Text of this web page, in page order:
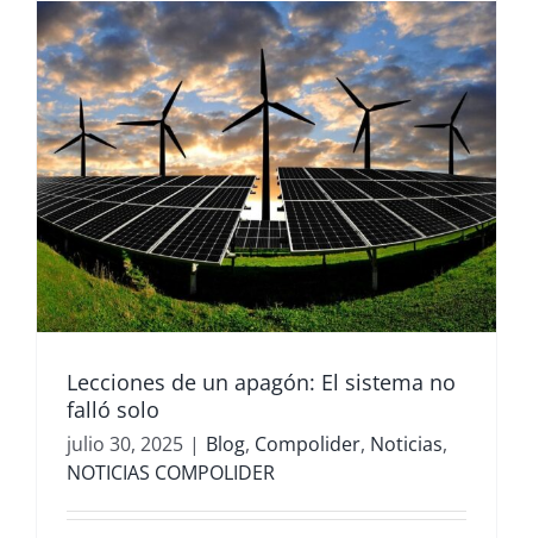
Lecciones de un apagón: El sistema no
falló solo
julio 30, 2025 | Blog, Compolider, Noticias,
NOTICIAS COMPOLIDER